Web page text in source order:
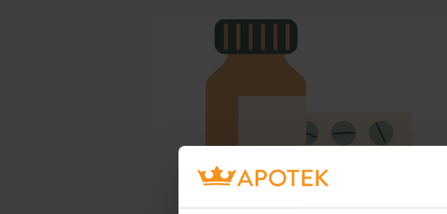
Lista: . Innehåller 1 objekt.